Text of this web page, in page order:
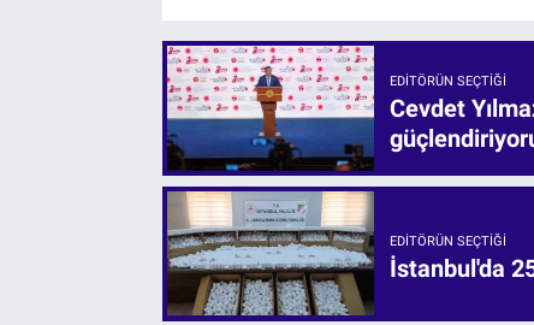
EDITÖRÜN SEÇTIĞI
Cevdet
EDITÖRÜN SEÇTIĞI
İstanbul'da